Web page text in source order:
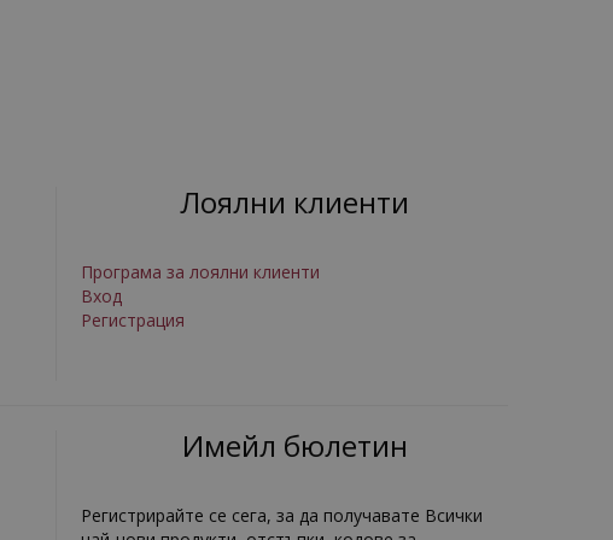
Лоялни клиенти
Програма за лоялни клиенти
Вход
Регистрация
Имейл бюлетин
Регистрирайте се сега, за да получавате Всички